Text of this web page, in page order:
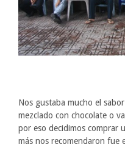
Nos gustaba mucho el
mezclado con chocolate o
por eso decidimos comprar
más nos recomendaron fue